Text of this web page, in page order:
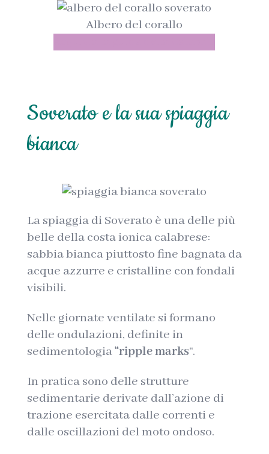
Albero del corallo
Soverato e la sua spiaggia
bianca
La spiaggia di Soverato è una delle più
belle della costa ionica calabrese:
sabbia bianca piuttosto fine bagnata da
acque azzurre e cristalline con fondali
visibili.
Nelle giornate ventilate si formano
delle ondulazioni, definite in
sedimentologia“ripple marks“.
In pratica sono delle strutture
sedimentarie derivate dall’azione di
trazione esercitata dalle correnti e
dalle oscillazioni del moto ondoso.